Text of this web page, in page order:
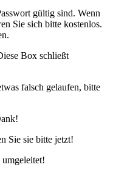
gültig sind. Wenn
Sie sich bitte kostenlos.
Box schließt
falsch gelaufen, bitte
Sie sie bitte jetzt!